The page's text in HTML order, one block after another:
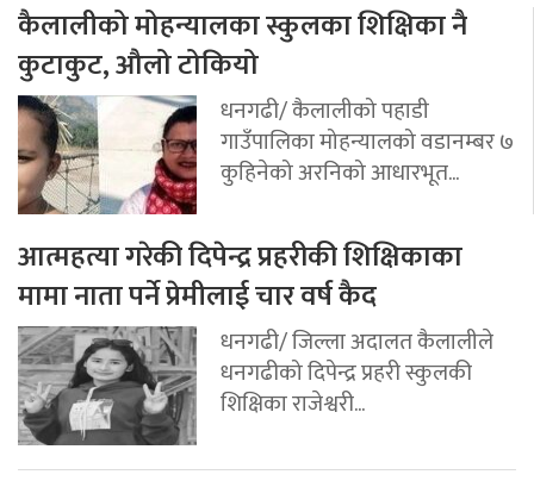
कैलालीको मोहन्यालका स्कुलका शिक्षिका नै
कुटाकुट, औलो टोकियो
धनगढी/ कैलालीको पहाडी
गाउँपालिका मोहन्यालको वडानम्बर ७
कुहिनेको अरनिको आधारभूत...
आत्महत्या गरेकी दिपेन्द्र प्रहरीकी शिक्षिकाका
मामा नाता पर्ने प्रेमीलाई चार वर्ष कैद
धनगढी/ जिल्ला अदालत कैलालीले
धनगढीको दिपेन्द्र प्रहरी स्कुलकी
शिक्षिका राजेश्वरी...